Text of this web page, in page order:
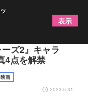
分け丸メガネの永
ズ2』キャラ
4点を解禁
映画
2023.5.31
表示